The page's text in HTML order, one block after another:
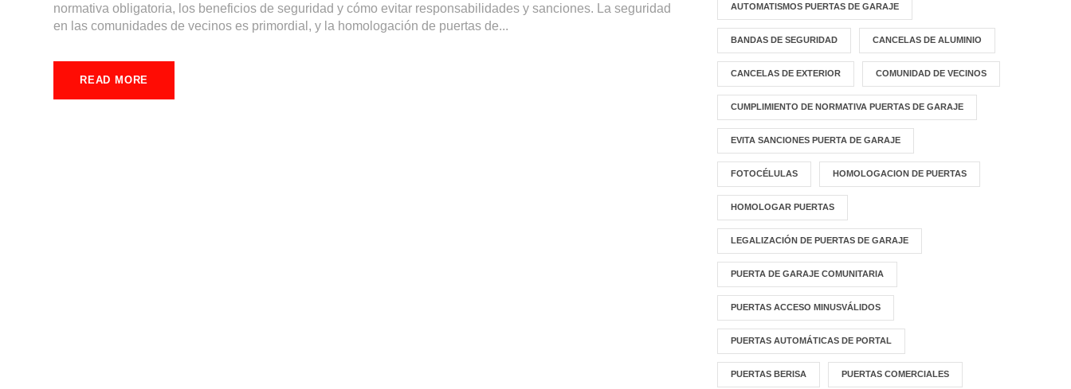
normativa obligatoria, los beneficios de seguridad y cómo evitar responsabilidades y sanciones. La seguridad
en las comunidades de vecinos es primordial, y la homologación de puertas de...
READ MORE
AUTOMATISMOS PUERTAS DE GARAJE
BANDAS DE SEGURIDAD CANCELAS DE ALUMINIO
CANCELAS DE EXTERIOR COMUNIDAD DE VECINOS
CUMPLIMIENTO DE NORMATIVA PUERTAS DE GARAJE
EVITA SANCIONES PUERTA DE GARAJE
FOTOCÉLULAS HOMOLOGACION DE PUERTAS
HOMOLOGAR PUERTAS
LEGALIZACIÓN DE PUERTAS DE GARAJE
PUERTA DE GARAJE COMUNITARIA
PUERTAS ACCESO MINUSVÁLIDOS
PUERTAS AUTOMÁTICAS DE PORTAL
PUERTAS BERISA PUERTAS COMERCIALES